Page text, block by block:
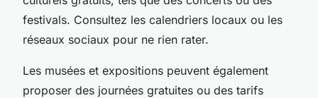
festivals. Consultez les calendriers locaux ou les
réseaux sociaux pour ne rien rater.
Les musées et expositions peuvent également
proposer des journées gratuites ou des tarifs